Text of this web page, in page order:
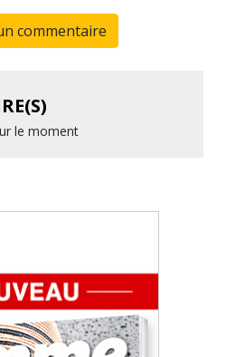
commentaire
le moment